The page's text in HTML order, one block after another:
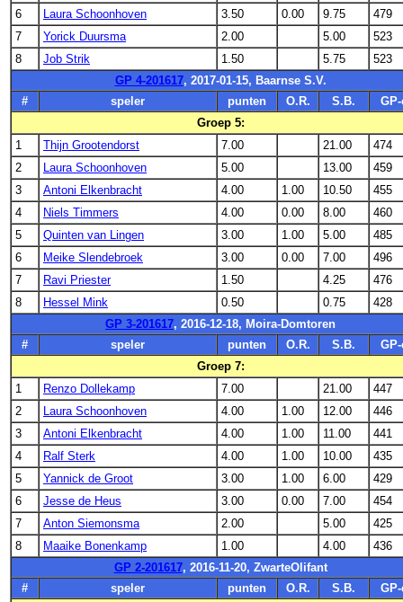
6
Laura Schoonhoven 3.50 0.00 9.75
479
7
Yorick Duursma 2.00 5.00
523
8
Job Strik 1.50 5.75
523
GP 4-201617, 2017-01-15, Baarnse S.V.
#
speler punten O.R. S.B.
Groep 5:
1
Thijn Grootendorst 7.00 21.00
474
2
Laura Schoonhoven 5.00 13.00
459
3
Antoni Elkenbracht 4.00 1.00 10.50
455
4
Niels Timmers 4.00 0.00 8.00
460
5
Quinten van Lingen 3.00 1.00 5.00
485
6
Meike Slendebroek 3.00 0.00 7.00
496
7
Ravi Priester 1.50 4.25
476
8
Hessel Mink 0.50 0.75
428
GP 3-201617, 2016-12-18, Moira-Domtoren
#
speler punten O.R. S.B.
Groep 7:
1
Renzo Dollekamp 7.00 21.00
447
2
Laura Schoonhoven 4.00 1.00 12.00
446
3
Antoni Elkenbracht 4.00 1.00 11.00
441
4
Ralf Sterk 4.00 1.00 10.00
435
5
Yannick de Groot 3.00 1.00 6.00
429
6
Jesse de Heus 3.00 0.00 7.00
454
7
Anton Siemonsma 2.00 5.00
425
8
Maaike Bonenkamp 1.00 4.00
436
GP 2-201617, 2016-11-20, ZwarteOlifant
#
speler punten O.R. S.B.